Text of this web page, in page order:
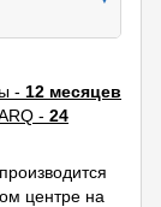
- 12 месяцев
- 24
центре на